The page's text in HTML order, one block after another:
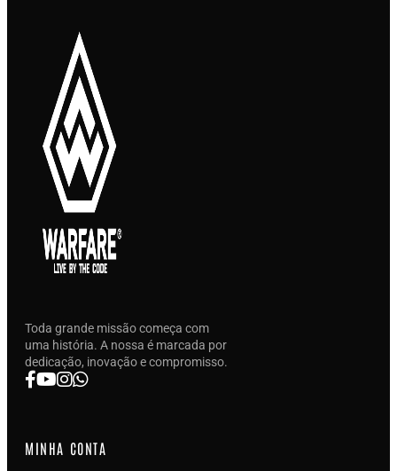
Toda grande missão começa com
uma história. A nossa é marcada por
dedicação, inovação e compromisso.
MINHA CONTA